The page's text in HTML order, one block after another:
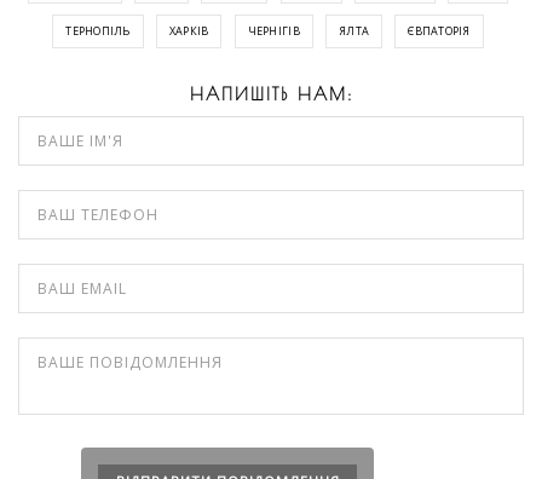
ТЕРНОПІЛЬ ХАРКІВ ЧЕРНІГІВ ЯЛТА ЄВПАТОРІЯ
НАПИШІТЬ НАМ: